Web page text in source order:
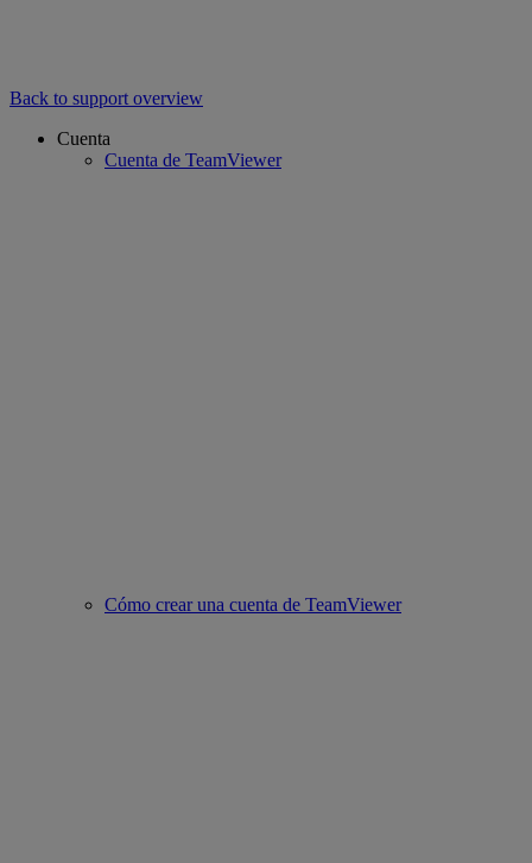
Back to support overview
Cuenta
Cuenta de TeamViewer
Cómo crear una cuenta de TeamViewer